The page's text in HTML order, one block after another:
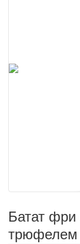
Батат
трюфелем